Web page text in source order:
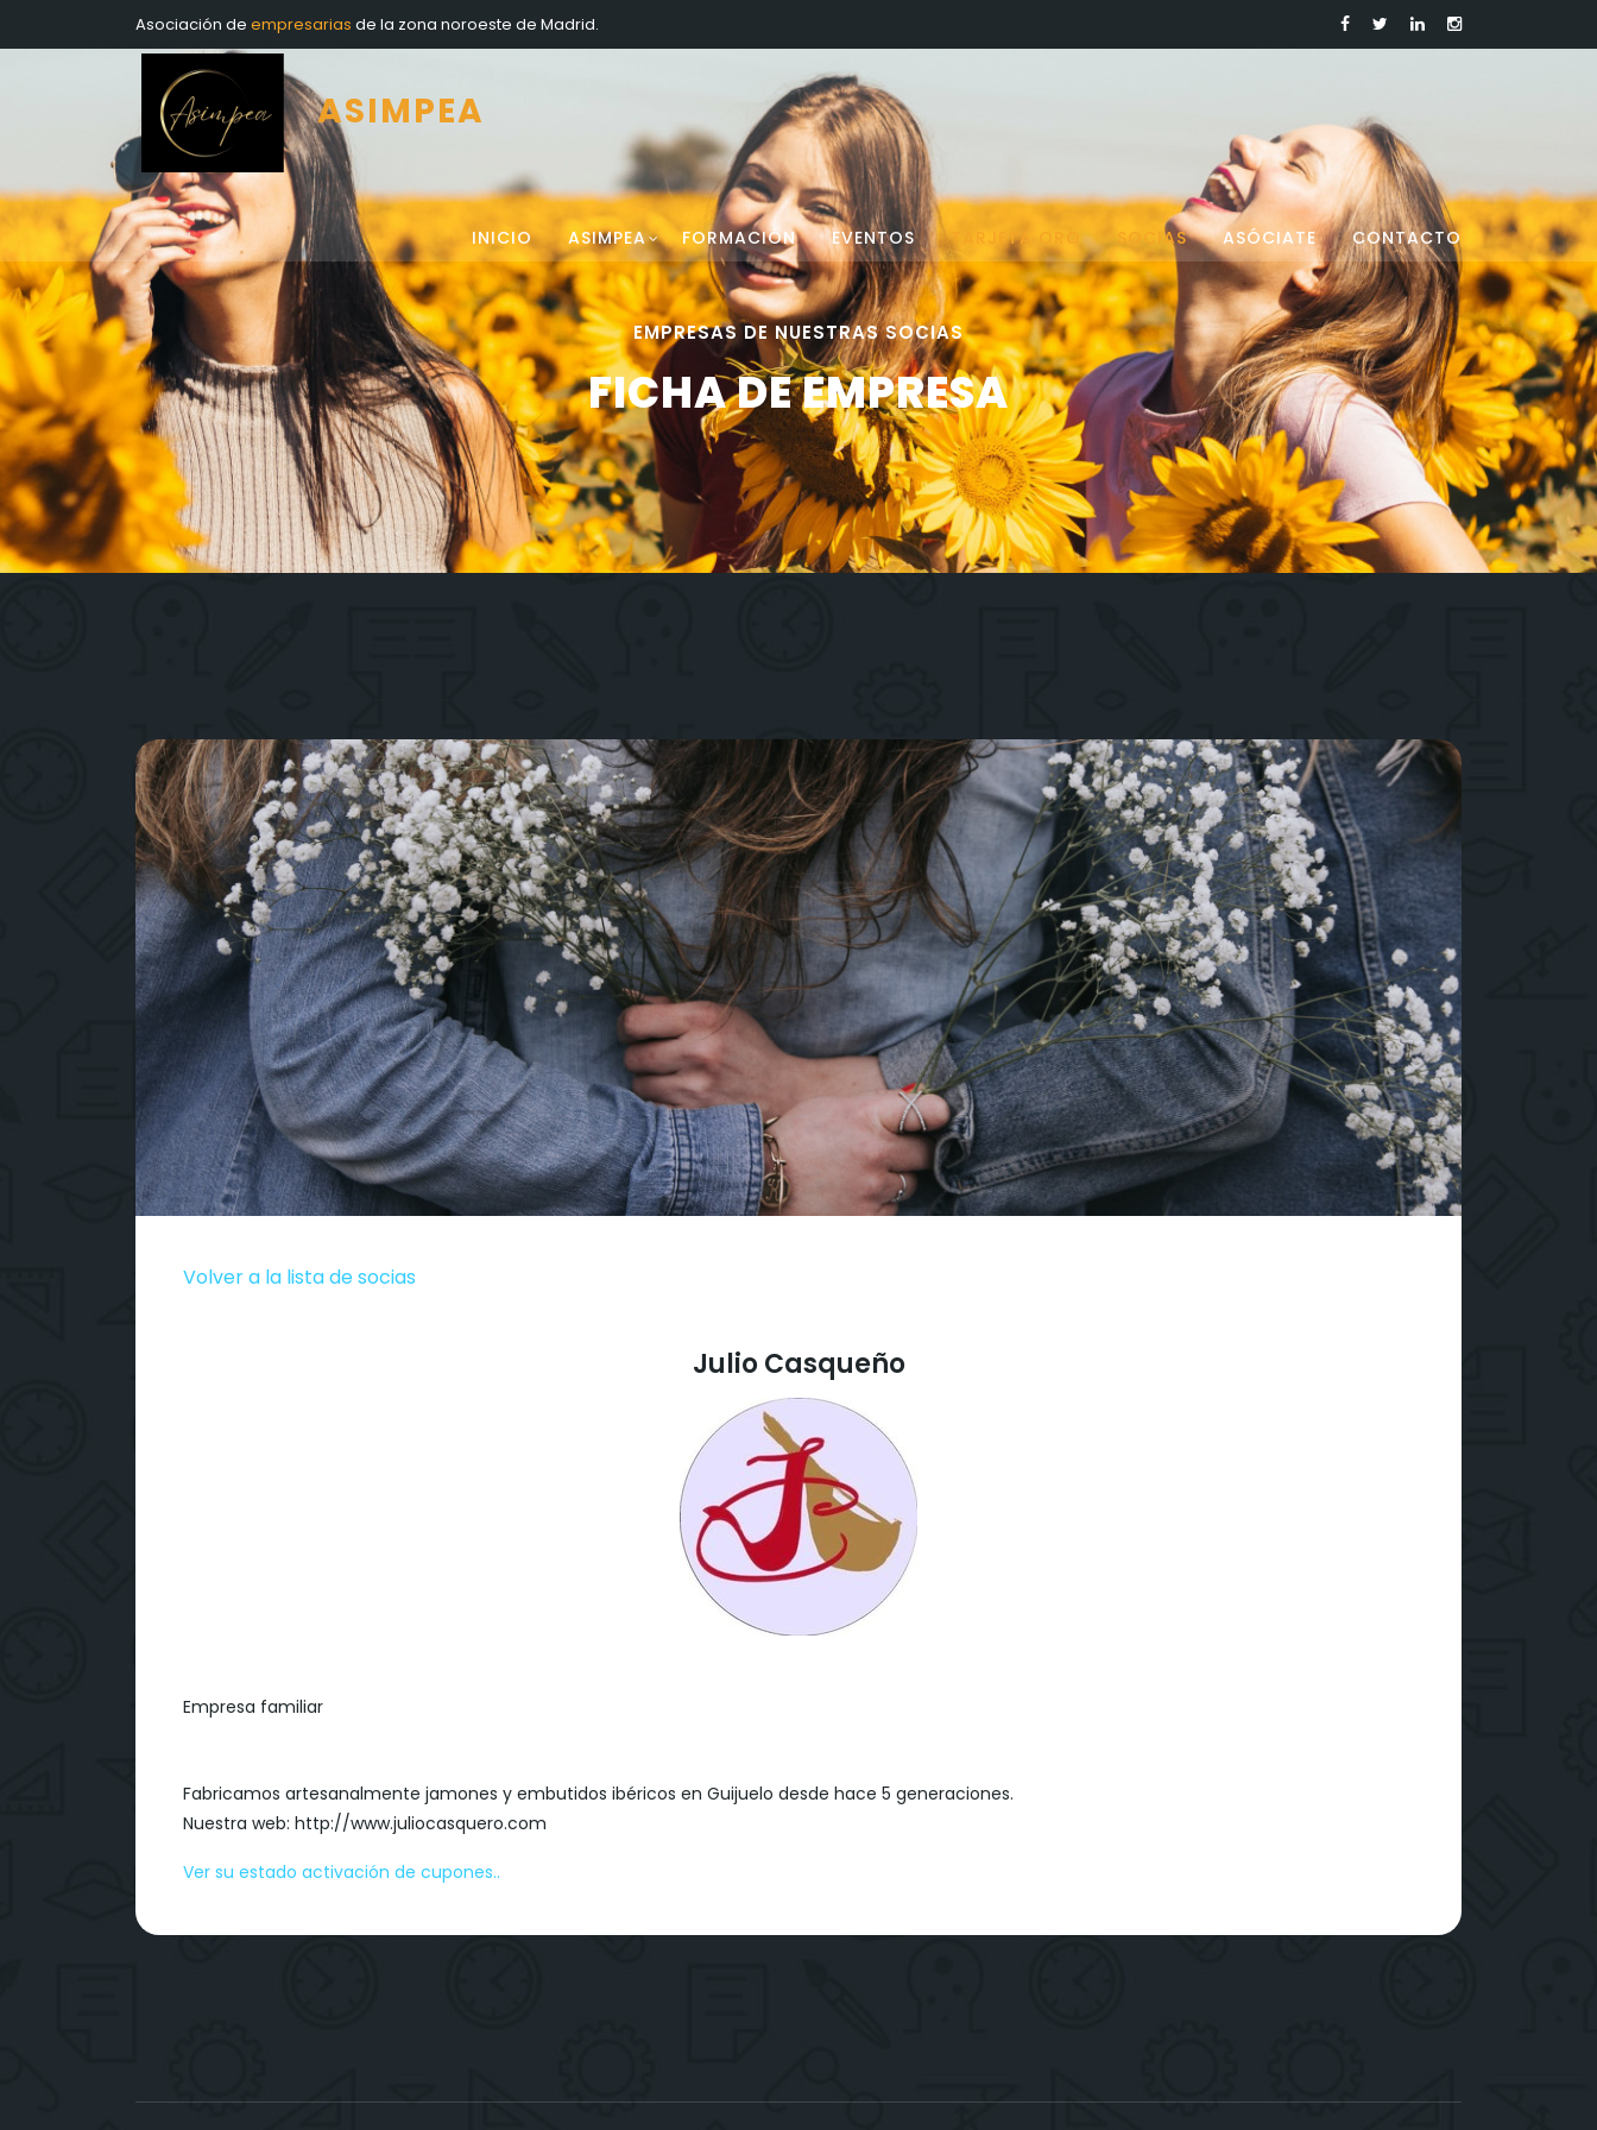
Asociación de empresarias de la zona noroeste de Madrid.
ASIMPEA
INICIO ASIMPEA FORMACIÓN EVENTOS TARJETA ORO SOCIAS ASÓCIATE CONTACTO
EMPRESAS DE NUESTRAS SOCIAS
FICHA DE EMPRESA
Volver a la lista de socias
Julio Casqueño
Empresa familiar
Fabricamos artesanalmente jamones y embutidos ibéricos en Guijuelo desde hace 5 generaciones.
Nuestra web: http://www.juliocasquero.com
Ver su estado activación de cupones..